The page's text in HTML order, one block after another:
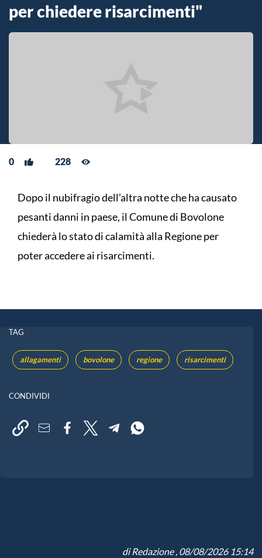
per chiedere risarcimenti"
0 228
Dopo il nubifragio dell’altra notte che ha causato
pesanti danni in paese, il Comune di Bovolone
chiederà lo stato di calamità alla Regione per
poter accedere ai risarcimenti.
TAG
allagamenti bovolone regione risarcimenti
CONDIVIDI
diRedazione, 08/08/2026 15:14